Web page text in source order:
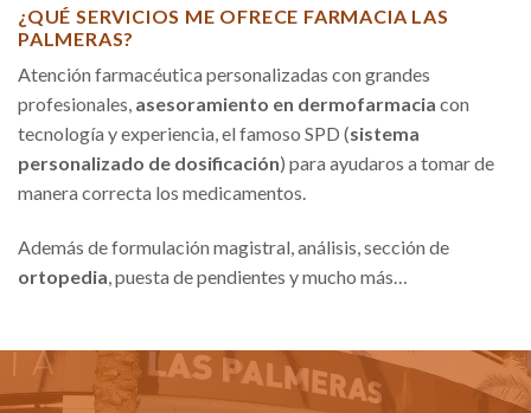
¿QUÉ SERVICIOS ME OFRECE FARMACIA LAS
PALMERAS?
Atención farmacéutica personalizadas con grandes
profesionales, asesoramiento en dermofarmacia con
tecnología y experiencia, el famoso SPD (sistema
personalizado de dosificación) para ayudaros a tomar de
manera correcta los medicamentos.
Además de formulación magistral, análisis, sección de
ortopedia , puesta de pendientes y mucho más…